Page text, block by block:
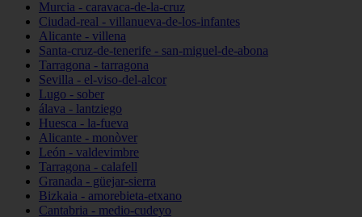
Murcia - caravaca-de-la-cruz
Ciudad-real - villanueva-de-los-infantes
Alicante - villena
Santa-cruz-de-tenerife - san-miguel-de-abona
Tarragona - tarragona
Sevilla - el-viso-del-alcor
Lugo - sober
álava - lantziego
Huesca - la-fueva
Alicante - monòver
León - valdevimbre
Tarragona - calafell
Granada - güejar-sierra
Bizkaia - amorebieta-etxano
Cantabria - medio-cudeyo